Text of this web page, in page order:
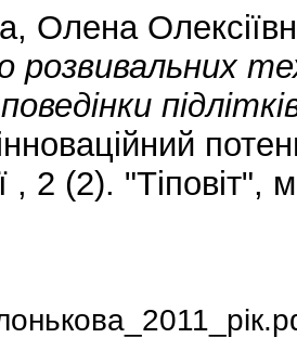
Олена
розвивальних
, 2 (2). "Тіповіт",